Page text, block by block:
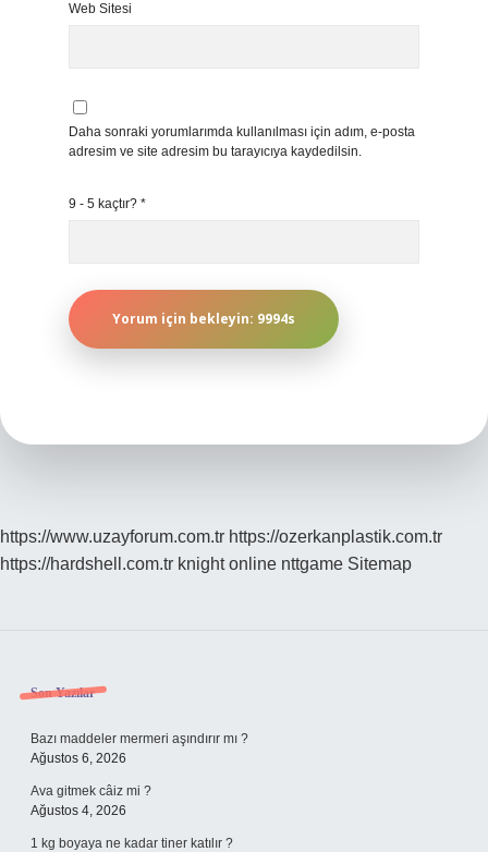
Web Sitesi
Daha sonraki yorumlarımda kullanılması için adım, e-posta
adresim ve site adresim bu tarayıcıya kaydedilsin.
9 - 5 kaçtır? *
https://www.uzayforum.com.tr https://ozerkanplastik.com.tr
https://hardshell.com.tr knight online nttgame Sitemap
Sidebar
Son Yazılar
Bazı maddeler mermeri aşındırır mı ?
Ağustos 6, 2026
Ava gitmek câiz mi ?
Ağustos 4, 2026
1 kg boyaya ne kadar tiner katılır ?